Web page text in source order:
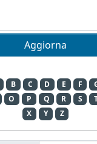
B C D E F
O P Q R S
X
Y Z